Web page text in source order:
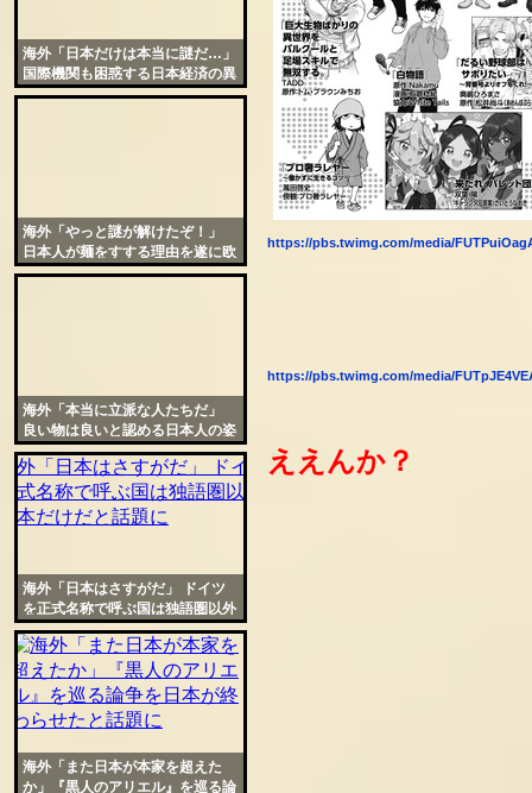
https://pbs.twimg.com/media/
https://pbs.twimg.com/media/
ええんか？
海外「日本だけは本当に謎だ…」
国際機関も困惑する日本経済の異
常な安定性が話題に
海外「やっと謎が解けたぞ！」
日本人が麺をすする理由を遂に欧
米人も一発で納得
海外「本当に立派な人たちだ」
良い物は良いと認める日本人の姿
勢に称賛の声が殺到
海外「日本はさすがだ」 ドイツ
を正式名称で呼ぶ国は独語圏以外
では日本だけだと話題に
海外「また日本が本家を超えた
か」『黒人のアリエル』を巡る論